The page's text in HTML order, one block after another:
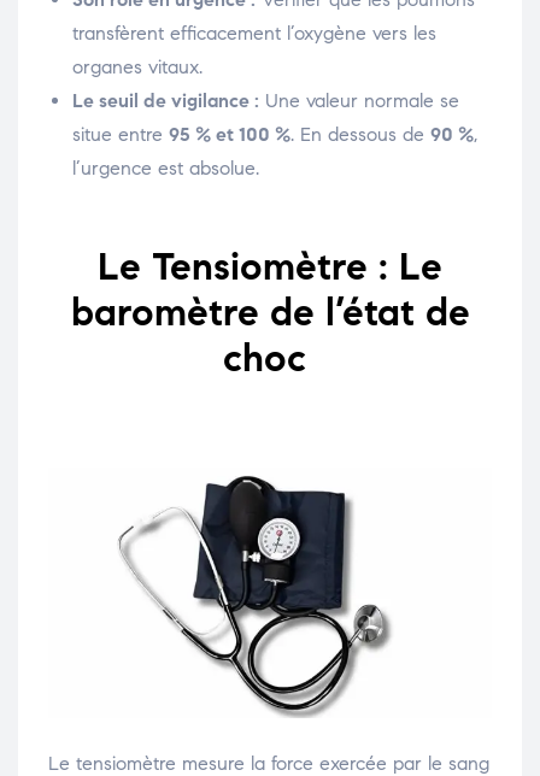
transfèrent efficacement l’oxygène vers les
organes vitaux.
Le seuil de vigilance : Une valeur normale se
situe entre 95 % et 100 %. En dessous de 90 %,
l’urgence est absolue.
Le Tensiomètre : Le
baromètre de l’état de
choc
Le tensiomètre mesure la force exercée par le sang